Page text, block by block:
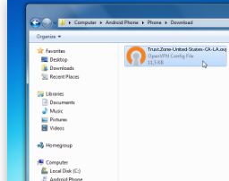
Trust.Zone-United-States-CA-LA.ovpn